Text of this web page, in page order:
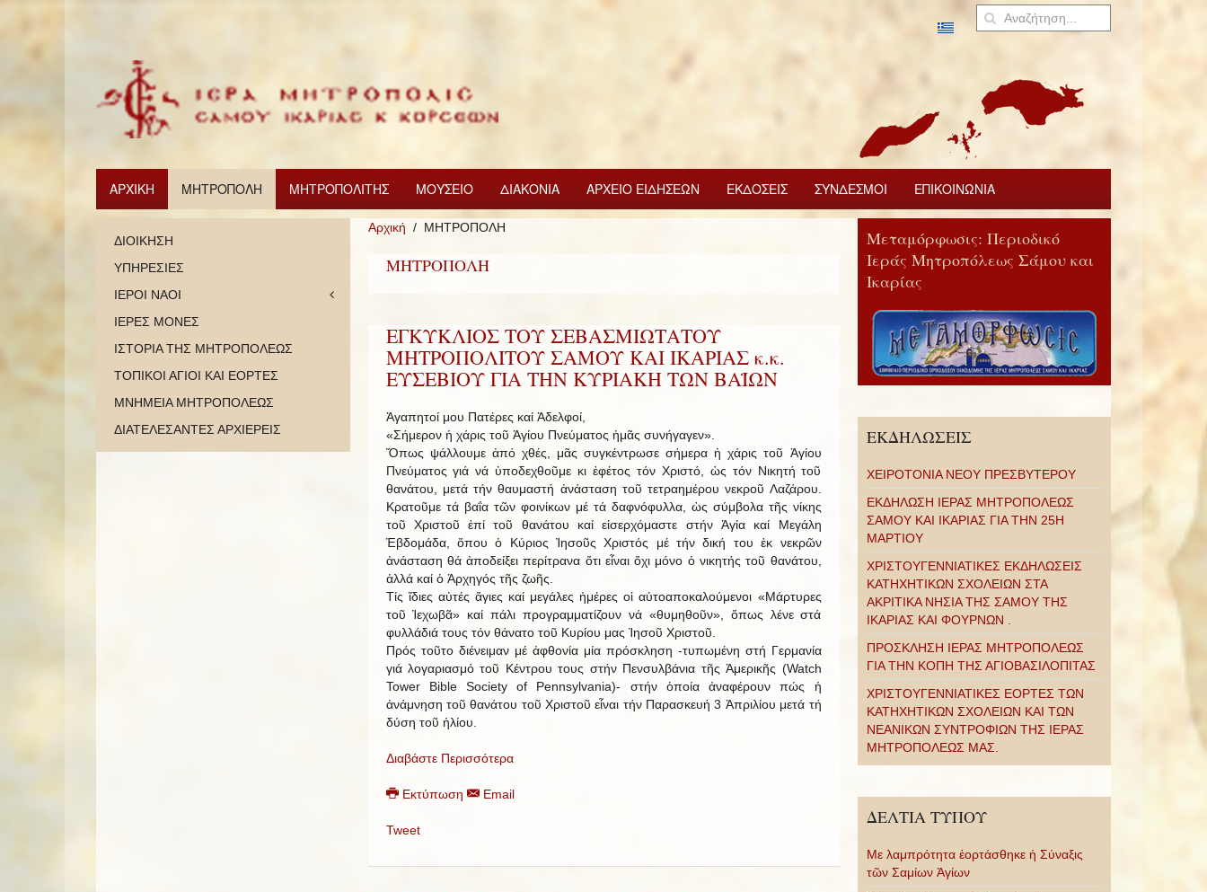
ΑΡΧΙΚΗ ΜΗΤΡΟΠΟΛΗ ΜΗΤΡΟΠΟΛΙΤΗΣ ΜΟΥΣΕΙΟ ΔΙΑΚΟΝΙΑ ΑΡΧΕΙΟ ΕΙΔΗΣΕΩΝ ΕΚΔΟΣΕΙΣ ΣΥΝΔΕΣΜΟΙ ΕΠΙΚΟΙΝΩΝΙΑ
Αρχική ΜΗΤΡΟΠΟΛΗ
ΜΗΤΡΟΠΟΛΗ
ΕΓΚΥΚΛΙΟΣ ΤΟΥ ΣΕΒΑΣΜΙΩΤΑΤΟΥ
ΜΗΤΡΟΠΟΛΙΤΟΥ ΣΑΜΟΥ ΚΑΙ ΙΚΑΡΙΑΣ κ.κ.
ΕΥΣΕΒΙΟΥ ΓΙΑ ΤΗΝ ΚΥΡΙΑΚΗ ΤΩΝ ΒΑΪΩΝ
Ἀγαπητοί μου Πατέρες καί Ἀδελφοί,
«Σήμερον ἡ χάρις τοῦ Ἁγίου Πνεύματος ἡμᾶς συνήγαγεν».
Ὅπως ψάλλουμε ἀπό χθές, μᾶς συγκέντρωσε σήμερα ἡ χάρις τοῦ Ἁγίου
Πνεύματος γιά νά ὑποδεχθοῦμε κι ἐφέτος τόν Χριστό, ὡς τόν Νικητή τοῦ
θανάτου, μετά τήν θαυμαστή ἀνάσταση τοῦ τετραημέρου νεκροῦ Λαζάρου.
Κρατοῦμε τά βαΐα τῶν φοινίκων μέ τά δαφνόφυλλα, ὡς σύμβολα τῆς νίκης
τοῦ Χριστοῦ ἐπί τοῦ θανάτου καί εἰσερχόμαστε στήν Ἁγία καί Μεγάλη
Ἑβδομάδα, ὅπου ὁ Κύριος Ἰησοῦς Χριστός μέ τήν δική του ἐκ νεκρῶν
ἀνάσταση θά ἀποδείξει περίτρανα ὅτι εἶναι ὄχι μόνο ὁ νικητής τοῦ θανάτου,
ἀλλά καί ὁ Ἀρχηγός τῆς ζωῆς.
Τίς ἴδιες αὐτές ἅγιες καί μεγάλες ἡμέρες οἱ αὐτοαποκαλούμενοι «Μάρτυρες
τοῦ Ἱεχωβᾶ» καί πάλι προγραμματίζουν νά «θυμηθοῦν», ὅπως λένε στά
φυλλάδιά τους τόν θάνατο τοῦ Κυρίου μας Ἰησοῦ Χριστοῦ.
Πρός τοῦτο διένειμαν μέ ἀφθονία μία πρόσκληση -τυπωμένη στή Γερμανία
γιά λογαριασμό τοῦ Κέντρου τους στήν Πενσυλβάνια τῆς Ἀμερικῆς (Watch
Tower Bible Society of Pennsylvania)- στήν ὁποία ἀναφέρουν πώς ἡ
ἀνάμνηση τοῦ θανάτου τοῦ Χριστοῦ εἶναι τήν Παρασκευή 3 Ἀπριλίου μετά τή
δύση τοῦ ἡλίου.
Διαβάστε Περισσότερα
Εκτύπωση Email
Tweet
ΔΙΟΙΚΗΣΗ
ΥΠΗΡΕΣΙΕΣ
ΙΕΡΟΙ ΝΑΟΙ
ΙΕΡΕΣ ΜΟΝΕΣ
ΙΣΤΟΡΙΑ ΤΗΣ ΜΗΤΡΟΠΟΛΕΩΣ
ΤΟΠΙΚΟΙ ΑΓΙΟΙ ΚΑΙ ΕΟΡΤΕΣ
ΜΝΗΜΕΙΑ ΜΗΤΡΟΠΟΛΕΩΣ
ΔΙΑΤΕΛΕΣΑΝΤΕΣ ΑΡΧΙΕΡΕΙΣ
Μεταμόρφωσις: Περιοδικό
Ιεράς Μητροπόλεως Σάμου και
Ικαρίας
ΕΚΔΗΛΩΣΕΙΣ
ΧΕΙΡΟΤΟΝΙΑ ΝΕΟΥ ΠΡΕΣΒΥΤΕΡΟΥ
ΕΚΔΗΛΩΣΗ ΙΕΡΑΣ ΜΗΤΡΟΠΟΛΕΩΣ
ΣΑΜΟΥ ΚΑΙ ΙΚΑΡΙΑΣ ΓΙΑ ΤΗΝ 25Η
ΜΑΡΤΙΟΥ
ΧΡΙΣΤΟΥΓΕΝΝΙΑΤΙΚΕΣ ΕΚΔΗΛΩΣΕΙΣ
ΚΑΤΗΧΗΤΙΚΩΝ ΣΧΟΛΕΙΩΝ ΣΤΑ
ΑΚΡΙΤΙΚΑ ΝΗΣΙΑ ΤΗΣ ΣΑΜΟΥ ΤΗΣ
ΙΚΑΡΙΑΣ ΚΑΙ ΦΟΥΡΝΩΝ .
ΠΡΟΣΚΛΗΣΗ ΙΕΡΑΣ ΜΗΤΡΟΠΟΛΕΩΣ
ΓΙΑ ΤΗΝ ΚΟΠΗ ΤΗΣ ΑΓΙΟΒΑΣΙΛΟΠΙΤΑΣ
ΧΡΙΣΤΟΥΓΕΝΝΙΑΤΙΚΕΣ ΕΟΡΤΕΣ ΤΩΝ
ΚΑΤΗΧΗΤΙΚΩΝ ΣΧΟΛΕΙΩΝ ΚΑΙ ΤΩΝ
ΝΕΑΝΙΚΩΝ ΣΥΝΤΡΟΦΙΩΝ ΤΗΣ ΙΕΡΑΣ
ΜΗΤΡΟΠΟΛΕΩΣ ΜΑΣ.
ΔΕΛΤΙΑ ΤΥΠΟΥ
Με λαμπρότητα ἑορτάσθηκε ἡ Σύναξις
τῶν Σαμίων Ἁγίων